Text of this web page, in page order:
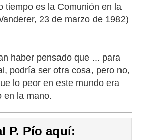
tiempo es la Comunión en la
23 de marzo de 1982)
haber pensado que ... para
podría ser otra cosa, pero no,
lo peor en este mundo era
en la mano.
P. Pío aquí: